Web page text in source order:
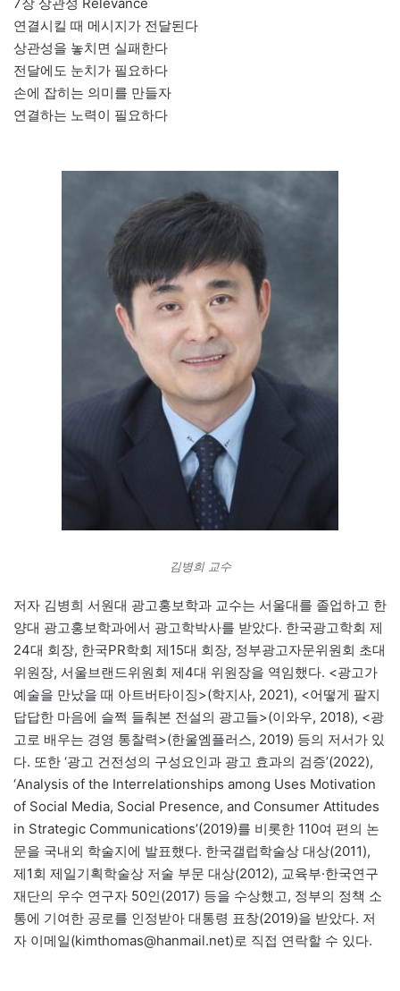
연결시킬 때 메시지가 전달된다
상관성을 놓치면 실패한다
전달에도 눈치가 필요하다
손에 잡히는 의미를 만들자
연결하는 노력이 필요하다
김병희 교수
저자 김병희 서원대 광고홍보학과 교수는 서울대를 졸업하고 한
양대 광고홍보학과에서 광고학박사를 받았다. 한국광고학회 제
24대 회장, 한국PR학회 제15대 회장, 정부광고자문위원회 초대
위원장, 서울브랜드위원회 제4대 위원장을 역임했다. <광고가
예술을 만났을 때 아트버타이징>(학지사, 2021), <어떻게 팔지
답답한 마음에 슬쩍 들춰본 전설의 광고들>(이와우, 2018), <광
고로 배우는 경영 통찰력>(한울엠플러스, 2019) 등의 저서가 있
다. 또한 ‘광고 건전성의 구성요인과 광고 효과의 검증’(2022),
‘Analysis of the Interrelationships among Uses Motivation
of Social Media, Social Presence, and Consumer Attitudes
in Strategic Communications’(2019)를 비롯한 110여 편의 논
문을 국내외 학술지에 발표했다. 한국갤럽학술상 대상(2011),
제1회 제일기획학술상 저술 부문 대상(2012), 교육부·한국연구
재단의 우수 연구자 50인(2017) 등을 수상했고, 정부의 정책 소
통에 기여한 공로를 인정받아 대통령 표창(2019)을 받았다. 저
자 이메일(kimthomas@hanmail.net)로 직접 연락할 수 있다.